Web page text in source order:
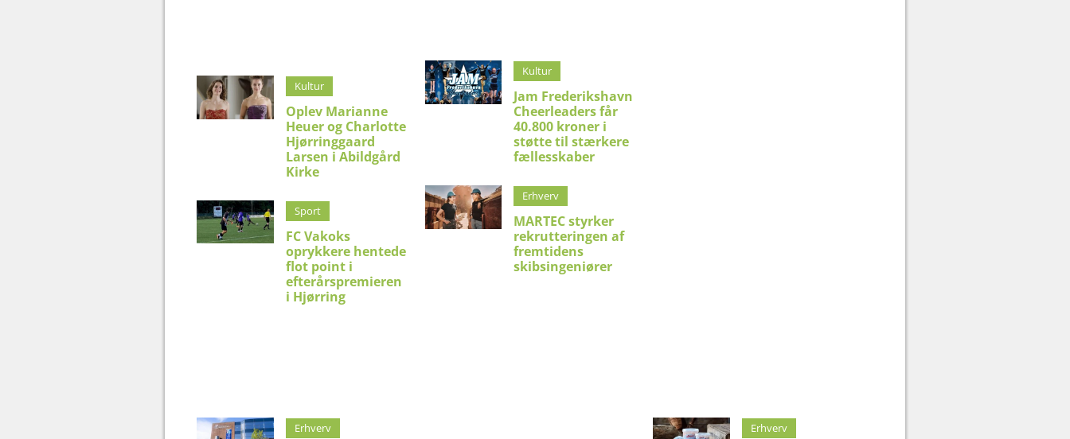
Kultur
Oplev Marianne
Heuer og Charlotte
Hjørringgaard
Larsen i Abildgård
Kirke
Sport
FC Vakoks
oprykkere hentede
flot point i
efterårspremieren
i Hjørring
Kultur
Jam Frederikshavn
Cheerleaders får
40.800 kroner i
støtte til stærkere
fællesskaber
Erhverv
MARTEC styrker
rekrutteringen af
fremtidens
skibsingeniører
Erhverv Erhverv